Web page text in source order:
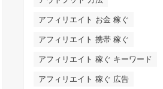
アフィリエイト お金 稼ぐ
アフィリエイト 携帯 稼ぐ
アフィリエイト 稼ぐ キーワード
アフィリエイト 稼ぐ 広告